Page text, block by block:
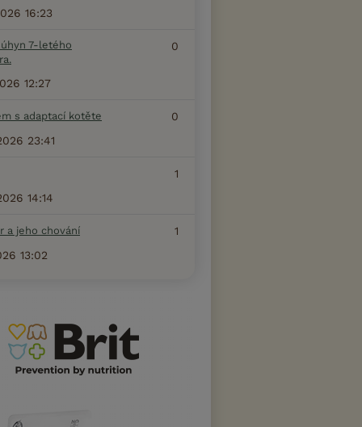
16:23
7-letého
0
12:27
s adaptací kotěte
0
23:41
1
14:14
a jeho chování
1
13:02